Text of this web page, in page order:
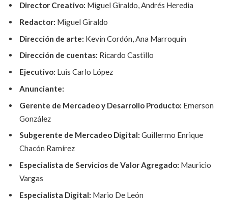
Director Creativo: Miguel Giraldo, Andrés Heredia
Redactor: Miguel Giraldo
Dirección de arte: Kevin Cordón, Ana Marroquín
Dirección de cuentas: Ricardo Castillo
Ejecutivo: Luis Carlo López
Anunciante:
Gerente de Mercadeo y Desarrollo Producto: Emerson
González
Subgerente de Mercadeo Digital: Guillermo Enrique
Chacón Ramírez
Especialista de Servicios de Valor Agregado: Mauricio
Vargas
Especialista Digital: Mario De León